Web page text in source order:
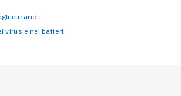
eucarioti
virus e nei batteri